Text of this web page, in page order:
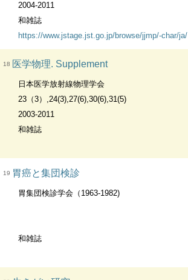
2004-2011
和雑誌
https://www.jstage.jst.go.jp/browse/jjmp/-char/ja/
18 医学物理. Supplement
日本医学放射線物理学会
23（3）,24(3),27(6),30(6),31(5)
2003-2011
和雑誌
19 胃癌と集団検診
胃集団検診学会（1963-1982)
和雑誌